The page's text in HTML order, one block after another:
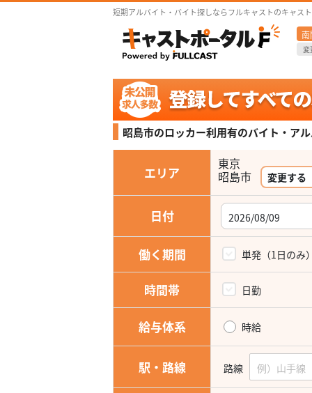
短期アルバイト・バイト探しならフルキャストのキャス
南
変
昭島市のロッカー利用有のバイト・ア
エリア
東京
変更する
日付
働く期間 単発（1日のみ
時間帯 日勤
給与体系 時給
駅・路線 路線